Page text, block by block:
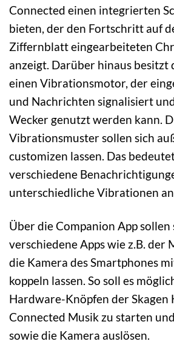
Connected einen integrierten
bieten, der den Fortschritt auf
Ziffernblatt eingearbeiteten
anzeigt. Darüber hinaus besitzt
einen Vibrationsmotor, der
und Nachrichten signalisiert
Wecker genutzt werden kann.
Vibrationsmuster sollen sich
customizen lassen. Das
verschiedene
unterschiedliche Vibrationen
Über die Companion App
verschiedene Apps wie z.B. der
die Kamera des Smartphones
koppeln lassen. So soll es
Hardware-Knöpfen der Skagen
Connected Musik zu starten
sowie die Kamera auslösen.